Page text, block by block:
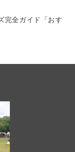
完全ガイド「おす